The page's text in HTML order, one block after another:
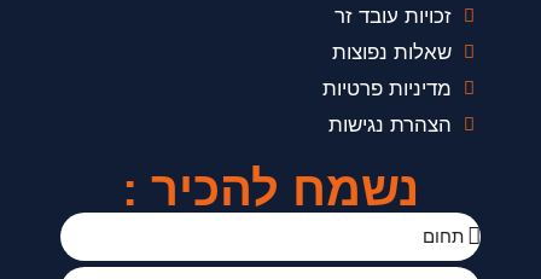
זכויות עובד זר
שאלות נפוצות
מדיניות פרטיות
הצהרת נגישות
נשמח להכיר :